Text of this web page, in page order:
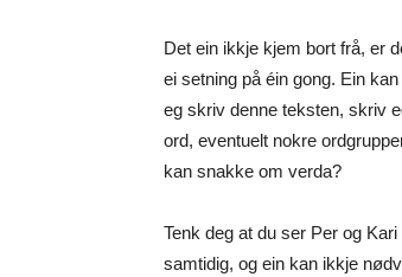
Det ein ikkje kjem bort frå, er
ei setning på éin gong. Ein
eg skriv denne teksten, skriv
ord, eventuelt nokre
kan snakke om verda?
Tenk deg at du ser Per og
samtidig, og ein kan ikkje